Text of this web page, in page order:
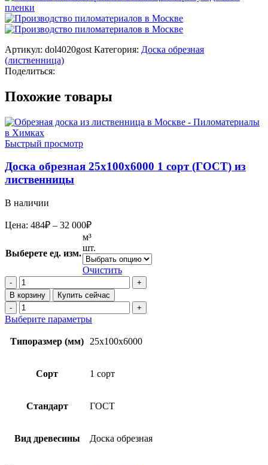
Артикул: dol4020gost Категория: Доска обрезная
(лиственница)
Поделиться:
Похожие товары
Быстрый просмотр
Доска обрезная 25х100х6000 1 сорт (ГОСТ) из
лиственницы
В наличии
Цена: 484₽ – 32 000₽Диапазон
цен:
484₽
–
32
Выберете ед. изм.
м³
шт.
Очистить
Количество
товара
Доска
обрезная
25х100х6000
сорт
лиственницы
В корзину Купить сейчас
Количество
товара
Доска
обрезная
25х100х6000
сорт
(ГОСТ)
лиственницы
Выберите параметрыЭтот
имеет
Опции
на
Типоразмер (мм) 25х100х6000
Сорт 1 сорт
Стандарт ГОСТ
Вид древесины Доска обрезная